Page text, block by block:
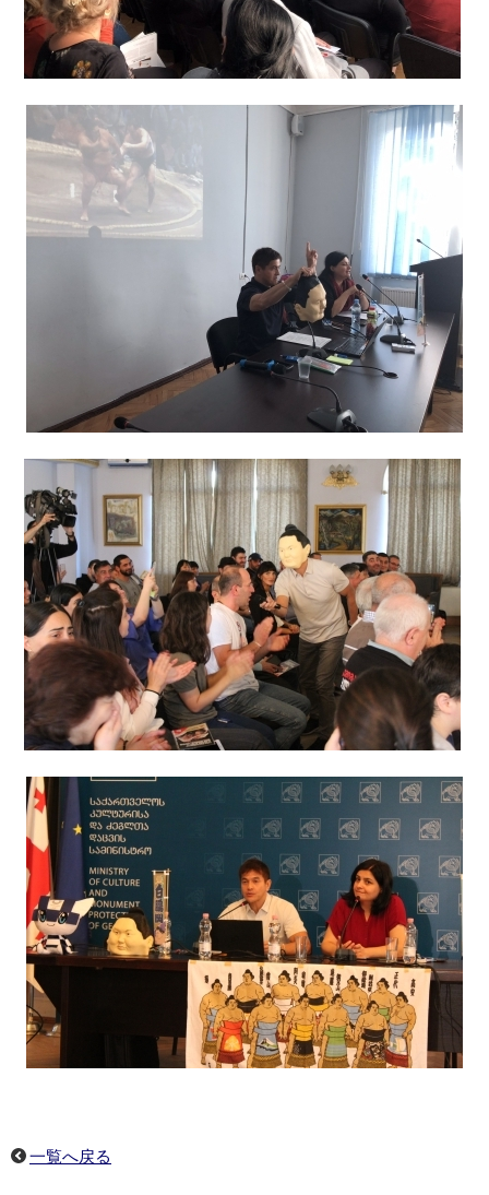
一覧へ戻る